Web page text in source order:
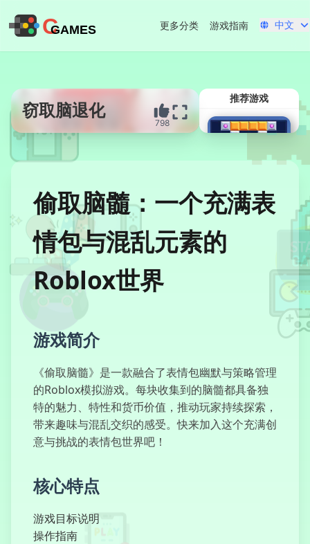
CGAMES 更多分类 游戏指南 中文
窃取脑退化
798
推荐游戏
方块爆破
偷取脑髓：一个充满表
情包与混乱元素的
Roblox世界
游戏简介
《偷取脑髓》是一款融合了表情包幽默与策略管理
的Roblox模拟游戏。每块收集到的脑髓都具备独
特的魅力、特性和货币价值，推动玩家持续探索，
带来趣味与混乱交织的感受。快来加入这个充满创
意与挑战的表情包世界吧！
核心特点
游戏目标说明
操作指南